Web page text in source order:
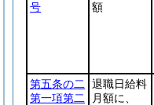
号
額
第五条の二
第一項第二
退職日給料
月額に、